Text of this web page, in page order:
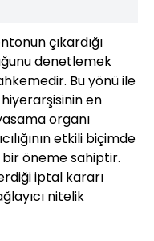
çıkardığı
denetlemek
Bu yönü ile
en
organı
etkili biçimde
öneme sahiptir.
iptal kararı
nitelik